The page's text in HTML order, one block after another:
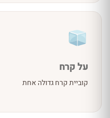
על קרח
קוביית קרח גדולה אחת